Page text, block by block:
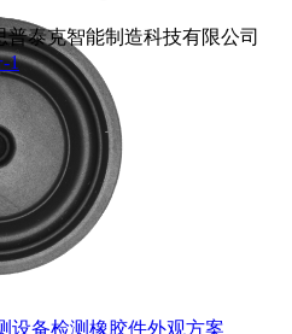
设备检测橡胶件外观方案
普泰克智能制造科技有限公司
1